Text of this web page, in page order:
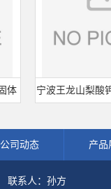
宁波王龙山梨酸钾 食
公司动态 产品
联系人：孙方